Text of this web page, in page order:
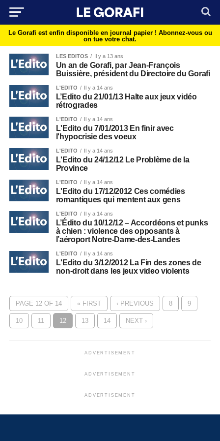
Le Gorafi est enfin disponible en journal papier ! Abonnez-vous ou
on tue votre chat.
LES EDITOS Il y a 13 ans
Un an de Gorafi, par Jean-François
Buissière, président du Directoire du Gorafi
L'EDITO Il y a 14 ans
L’Edito du 21/01/13 Halte aux jeux vidéo
rétrogrades
L'EDITO Il y a 14 ans
L'Edito du 7/01/2013 En finir avec
l'hypocrisie des voeux
L'EDITO Il y a 14 ans
L'Edito du 24/12/12 Le Problème de la
Province
L'EDITO Il y a 14 ans
L'Edito du 17/12/2012 Ces comédies
romantiques qui mentent aux gens
L'EDITO Il y a 14 ans
L’Édito du 10/12/12 – Accordéons et punks
à chien : violence des opposants à
l’aéroport Notre-Dame-des-Landes
L'EDITO Il y a 14 ans
L'Edito du 3/12/2012 La Fin des zones de
non-droit dans les jeux video violents
PAGE 12 OF 14 « FIRST ‹ PREVIOUS 8 9
10 11 12 13 14 NEXT ›
ADVERTISEMENT
ADVERTISEMENT
ADVERTISEMENT